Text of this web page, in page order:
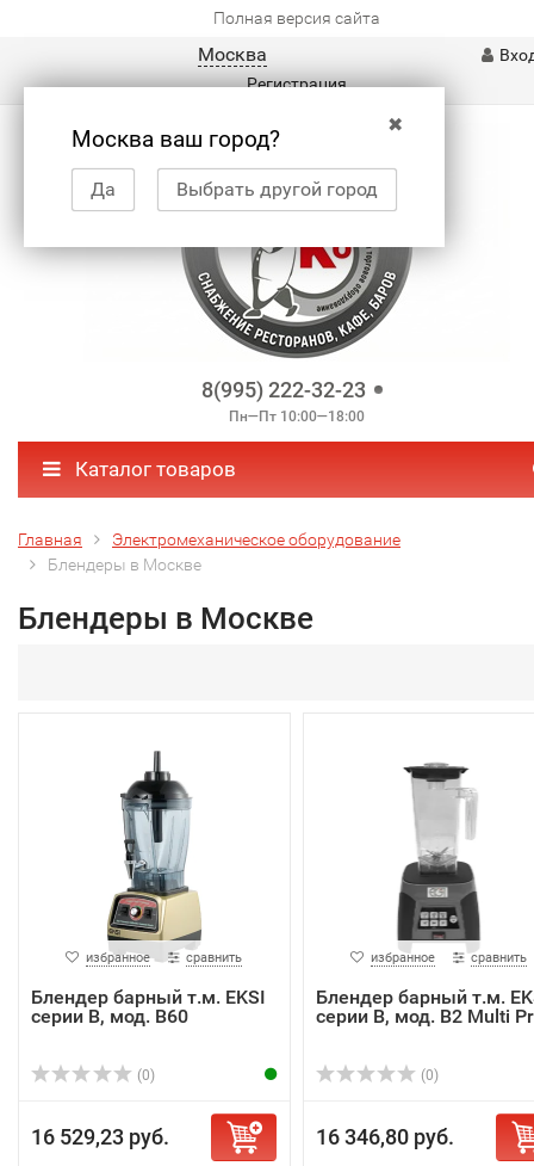
Полная версия сайта
Москва
✖
Москва ваш город?
Да Выбрать другой город
Регистрация
8(995) 222-32-23
Пн—Пт 10:00—18:00
Каталог товаров
Главная
Электромеханическое оборудование
Блендеры в Москве
Блендеры в Москве
избранное сравнить
Блендер барный т.м. EKSI
серии B, мод. B60
(0)
16 529,23 руб.
избранное сравнить
Блендер барный т.м.
серии B, мод. B2 Multi
(0)
16 346,80 руб.